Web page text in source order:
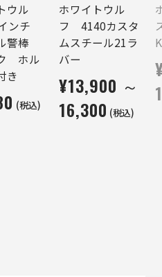
ウル
ンチ
警棒
ホル
き
(税込)
ホワイトウル
フ 4140カスタ
ムスチール21ラ
バー
¥13,900 ～
16,300 (税込)